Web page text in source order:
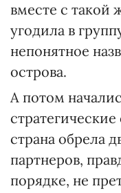
вместе с
угодила в
непонятное
острова.
А потом
страна обрела
партнеров,
порядке, не